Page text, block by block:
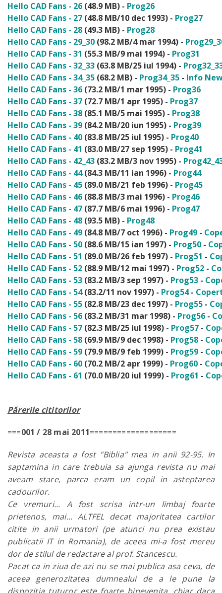
Hello CAD Fans - 26 (48.9 MB) - Prog26
Hello CAD Fans - 27 (48.8 MB/10 dec 1993) - Prog27
Hello CAD Fans - 28 (49.3 MB) - Prog28
Hello CAD Fans - 29_30 (98.2 MB/4 mar 1994) -
Hello CAD Fans - 31 (55.3 MB/9 mai 1994) - Prog31
Hello CAD Fans - 32_33 (63.8 MB/25 iul 1994) -
Hello CAD Fans - 34_35 (68.2 MB) - Prog34_35 - Info
Hello CAD Fans - 36 (73.2 MB/1 mar 1995) - Prog36
Hello CAD Fans - 37 (72.7 MB/1 apr 1995) - Prog37
Hello CAD Fans - 38 (85.1 MB/5 mai 1995) - Prog38
Hello CAD Fans - 39 (84.2 MB/20 iun 1995) - Prog39
Hello CAD Fans - 40 (83.8 MB/25 iul 1995) - Prog40
Hello CAD Fans - 41 (83.0 MB/27 sep 1995) - Prog41
Hello CAD Fans - 42_43 (83.2 MB/3 nov 1995) -
Hello CAD Fans - 44(84.3 MB/11 ian 1996) - Prog44
Hello CAD Fans - 45 (89.0 MB/21 feb 1996) - Prog45
Hello CAD Fans - 46 (88.8 MB/3 mai 1996) - Prog46
Hello CAD Fans - 47 (87.7 MB/6 mai 1996) - Prog47
Hello CAD Fans - 48 (93.5 MB) - Prog48
Hello CAD Fans - 49 (84.8 MB/7 oct 1996) - Prog49 -
Hello CAD Fans - 50 (88.6 MB/15 ian 1997) - Prog50 -
Hello CAD Fans - 51 (89.0 MB/26 feb 1997) - Prog51 -
Hello CAD Fans - 52 (88.9 MB/12 mai 1997) - Prog52 -
Hello CAD Fans - 53 (83.2 MB/3 sep 1997) - Prog53 -
Hello CAD Fans - 54(83.2/11 nov 1997) - Prog54-
Hello CAD Fans - 55 (82.8 MB/23 dec 1997) - Prog55 -
Hello CAD Fans - 56 (83.2 MB/31 mar 1998) - Prog56 -
Hello CAD Fans - 57 (82.3 MB/25 iul 1998) - Prog57 -
Hello CAD Fans - 58 (69.9 MB/9 dec 1998) - Prog58 -
Hello CAD Fans - 59 (79.9 MB/9 feb 1999) - Prog59 -
Hello CAD Fans - 60 (70.2 MB/2 apr 1999) - Prog60 -
Hello CAD Fans - 61 (70.0 MB/20 iul 1999) - Prog61 -
Părerile cititorilor
===001 / 28 mai 2011===================
Revista aceasta a fost "Biblia" mea in anii 92-95. In
saptamina in care trebuia sa ajunga revista nu mai
aveam stare, parca eram un copil in asteptarea
cadourilor.
Ce vremuri... A fost scrisa intr-un limbaj foarte
prietenos, mai... ALTFEL decat majoritatea cartilor
citite in anii urmatori (pe atunci nu prea existau
publicatii IT in Romania), de aceea mi-a fost mereu
dor de stilul de redactare al prof. Stancescu.
Pacat ca in ziua de azi nu se mai publica asa ceva, de
aceea generozitatea dumnealui de a le pune la